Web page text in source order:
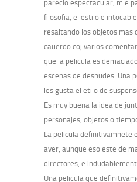
parecio espectacular, m e
filosofia, el estilo e
resaltando los objetos mas
cauerdo coj varios
que la pelicula es
escenas de desnudes. Una
les gusta el etilo de
Es muy buena la idea de
personajes, objetos o
La pelicula definitivamnete
aver, aunque eso este de
directores, e
Una pelicula que